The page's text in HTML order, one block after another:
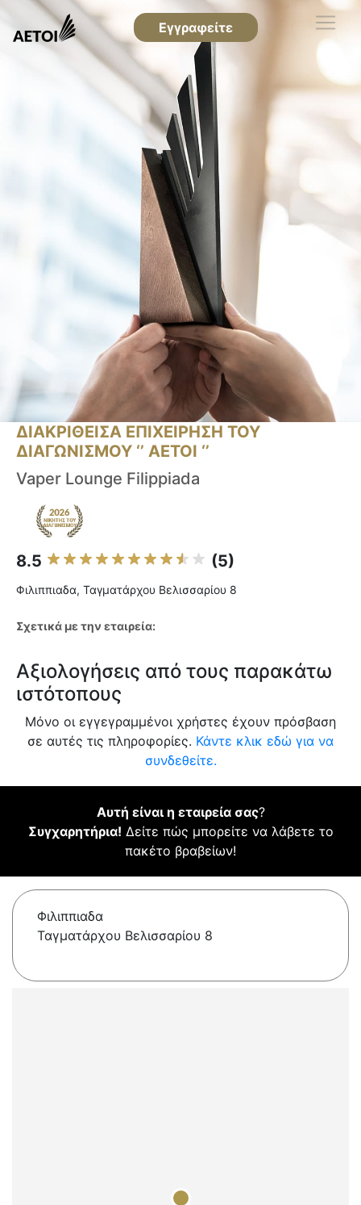
Εγγραφείτε
ΔΙΑΚΡΙΘΕΙΣΑ ΕΠΙΧΕΙΡΗΣΗ ΤΟΥ
ΔΙΑΓΩΝΙΣΜΟΥ ‘’ ΑΕΤΟΙ ‘’
Vaper Lounge Filippiada
8.5 (5)
Φιλιππιαδα, Ταγματάρχου Βελισσαρίου 8
Σχετικά με την εταιρεία:
Αξιολογήσεις από τους παρακάτω
ιστότοπους
Μόνο οι εγγεγραμμένοι χρήστες έχουν πρόσβαση
σε αυτές τις πληροφορίες. Κάντε κλικ εδώ για να
συνδεθείτε.
Αυτή είναι η εταιρεία σας?
Συγχαρητήρια! Δείτε πώς μπορείτε να λάβετε το
πακέτο βραβείων!
Φιλιππιαδα
Ταγματάρχου Βελισσαρίου 8